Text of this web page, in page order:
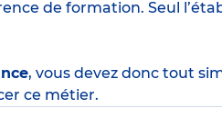
de formation. Seul
, vous devez donc tout
ce métier.